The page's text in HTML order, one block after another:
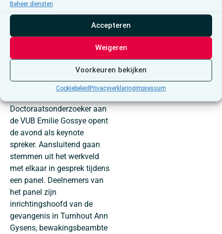
Beheer diensten
Accepteren
Weigeren
Voorkeuren bekijken
Cookiebeleid Privacyverklaring Impressum
wordt ingeperkt? Hoe blijven
verbondenheid overeind
onder druk? Tijdens deze
avond staat de vraag
centraal hoe herstel en
menselijkheid vorm kunnen
Doctoraatsonderzoeker aan
de VUB Emilie Gossye opent
de avond als keynote
spreker. Aansluitend gaan
stemmen uit het werkveld
met elkaar in gesprek tijdens
een panel. Deelnemers van
het panel zijn
inrichtingshoofd van de
gevangenis in Turnhout Ann
Gysens, bewakingsbeambte